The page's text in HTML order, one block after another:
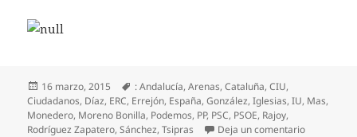
Publicado
el
16 marzo, 2015 Etiquetas
: Andalucía,Arenas,Cataluña,CIU,
Ciudadanos, Díaz, ERC, Errejón, España,González,Iglesias,IU, Mas,
Monedero, Moreno Bonilla, Podemos, PP, PSC, PSOE, Rajoy,
Rodríguez Zapatero,Sánchez,Tsipras Deja un comentarioen España